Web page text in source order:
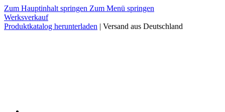
Zum Hauptinhalt springen Zum Menü springen
Werksverkauf
Produktkatalog herunterladen | Versand aus Deutschland